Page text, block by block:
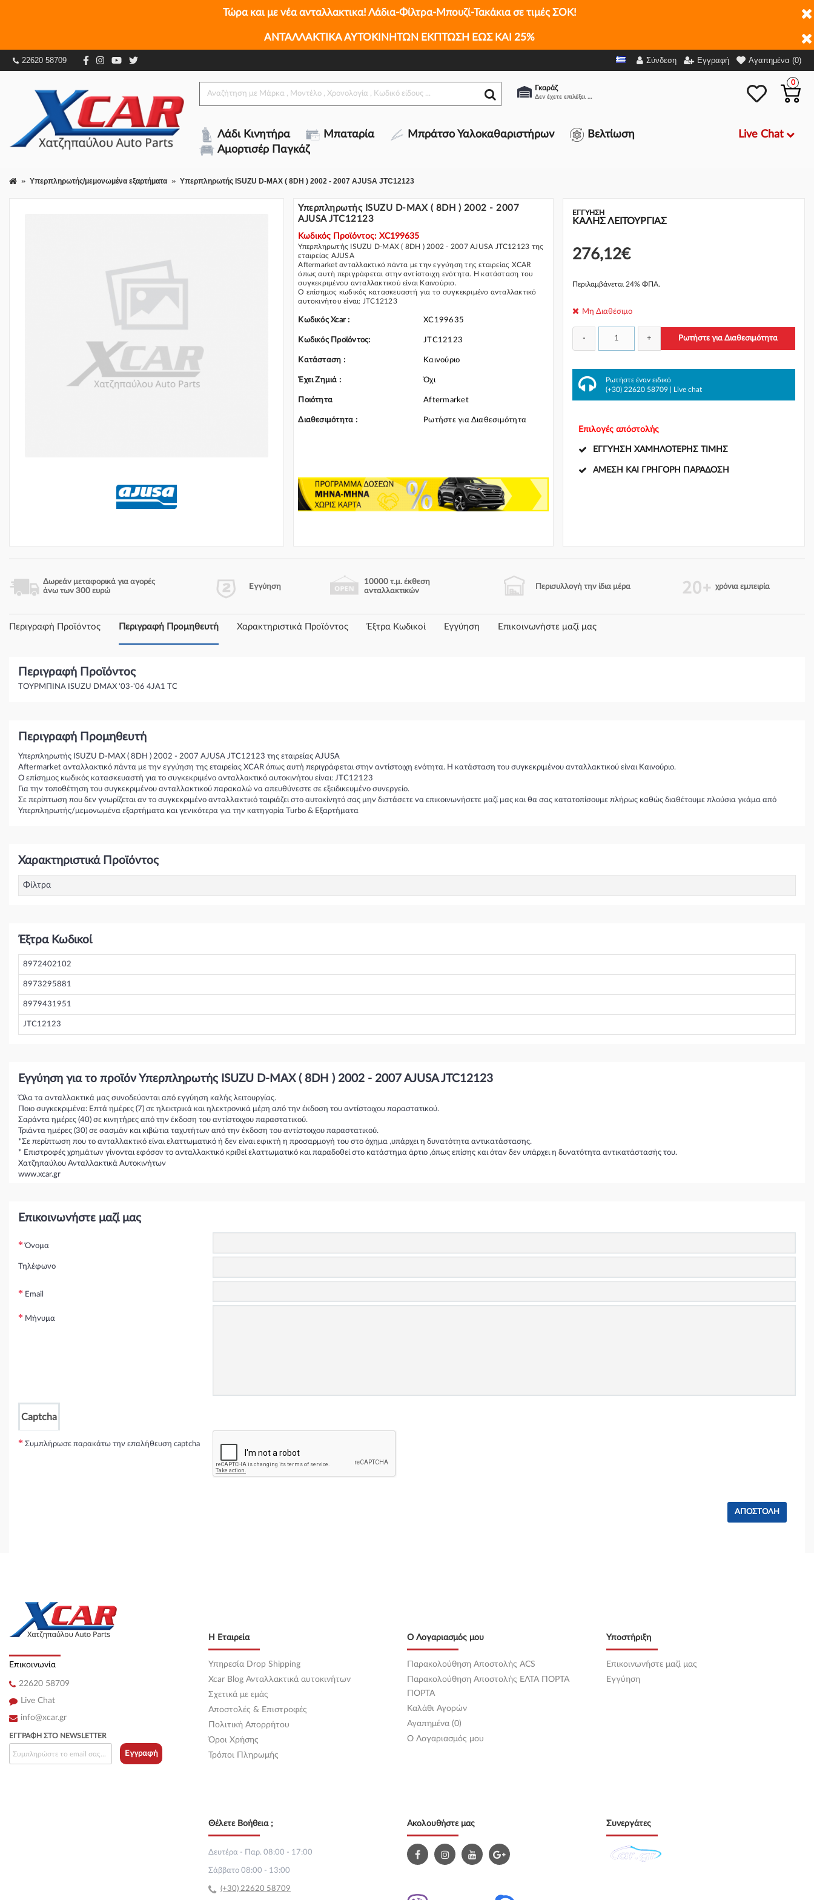
Τώρα και με νέα ανταλλακτικα! Λάδια-Φίλτρα-Μπουζί-Τακάκια σε τιμές ΣΟΚ!
ΑΝΤΑΛΛΑΚΤΙΚΑ ΑΥΤΟΚΙΝΗΤΩΝ ΕΚΠΤΩΣΗ ΕΩΣ ΚΑΙ 25%
22620 58709 Σύνδεση Εγγραφή Αγαπημένα (0)
Γκαράζ
Δεν έχετε επιλέξει αμάξι.
0
Λάδι Κινητήρα Μπαταρία Μπράτσο Υαλοκαθαριστήρων
Βελτίωση
Αμορτισέρ Παγκάζ
Live Chat
Υπερπληρωτής ISUZU D-MAX ( 8DH ) 2002 - 2007 AJUSA JTC12123 276,12€
Υπερπληρωτής/μεμονωμένα εξαρτήματα Υπερπληρωτής ISUZU D-MAX ( 8DH ) 2002 - 2007 AJUSA JTC12123
Υπερπληρωτής ISUZU D-MAX ( 8DH ) 2002 - 2007
AJUSA JTC12123
Κωδικός Προϊόντος: XC199635
Υπερπληρωτής ISUZU D-MAX ( 8DH ) 2002 - 2007 AJUSA JTC12123 της
εταιρείας AJUSA
Aftermarket ανταλλακτικό πάντα με την εγγύηση της εταιρείας XCAR
όπως αυτή περιγράφεται στην αντίστοιχη ενότητα. Η κατάσταση του
συγκεκριμένου ανταλλακτικού είναι Καινούριο.
Ο επίσημος κωδικός κατασκευαστή για το συγκεκριμένο ανταλλακτικό
αυτοκινήτου είναι: JTC12123
απευθύνεστε σε εξειδικευμένο συνεργείο.
ταιριάζει στο αυτοκίνητό σας μην διστάσετε να επικοινωνήσετε μαζί μας
και θα σας κατατοπίσουμε πλήρως καθώς διαθέτουμε πλούσια γκάμα από
Υπερπληρωτής/μεμονωμένα εξαρτήματα και γενικότερα για την
κατηγορία Turbo & Εξαρτήματα
Κωδικός Xcar : XC199635
Κωδικός Προϊόντος: JTC12123
Κατάσταση : Καινούριο
Έχει Ζημιά : Όχι
Ποιότητα Aftermarket
Διαθεσιμότητα : Ρωτήστε για Διαθεσιμότητα
ΕΓΓΎΗΣΗ
ΚΑΛΗΣ ΛΕΙΤΟΥΡΓΙΑΣ
276,12€
Περιλαμβάνεται 24% ΦΠΑ.
Μη Διαθέσιμο
- + Ρωτήστε για Διαθεσιμότητα
Ρωτήστε έναν ειδικό
(+30) 22620 58709
Live chat
Επιλογές απόστολής
ΕΓΓΎΗΣΗ ΧΑΜΗΛΌΤΕΡΗΣ ΤΙΜΉΣ
ΆΜΕΣΗ ΚΑΙ ΓΡΉΓΟΡΗ ΠΑΡΆΔΟΣΗ
Δωρεάν μεταφορικά για αγορές
άνω των 300 ευρώ
Εγγύηση
10000 τ.μ. έκθεση
ανταλλακτικών
Περισυλλογή την ίδια μέρα χρόνια εμπειρία
Περιγραφή Προϊόντος Περιγραφή Προμηθευτή Χαρακτηριστικά Προϊόντος Έξτρα Κωδικοί Εγγύηση Επικοινωνήστε μαζί μας
Περιγραφή Προϊόντος
ΤΟΥΡΜΠΙΝΑ ISUZU DMAX '03-'06 4JA1 TC
Περιγραφή Προμηθευτή
Υπερπληρωτής ISUZU D-MAX ( 8DH ) 2002 - 2007 AJUSA JTC12123 της εταιρείας AJUSA
Aftermarket ανταλλακτικό πάντα με την εγγύηση της εταιρείας XCAR όπως αυτή περιγράφεται στην αντίστοιχη ενότητα. Η κατάσταση του συγκεκριμένου ανταλλακτικού είναι Καινούριο.
Ο επίσημος κωδικός κατασκευαστή για το συγκεκριμένο ανταλλακτικό αυτοκινήτου είναι: JTC12123
Για την τοποθέτηση του συγκεκριμένου ανταλλακτικού παρακαλώ να απευθύνεστε σε εξειδικευμένο συνεργείο.
Σε περίπτωση που δεν γνωρίζεται αν το συγκεκριμένο ανταλλακτικό ταιριάζει στο αυτοκίνητό σας μην διστάσετε να επικοινωνήσετε μαζί μας και θα σας κατατοπίσουμε πλήρως καθώς διαθέτουμε πλούσια γκάμα από
Υπερπληρωτής/μεμονωμένα εξαρτήματα και γενικότερα για την κατηγορία Turbo & Εξαρτήματα
Χαρακτηριστικά Προϊόντος
Φίλτρα
Έξτρα Κωδικοί
8972402102
8973295881
8979431951
JTC12123
Εγγύηση για το προϊόν Υπερπληρωτής ISUZU D-MAX ( 8DH ) 2002 - 2007 AJUSA JTC12123
Όλα τα ανταλλακτικά μας συνοδεύονται από εγγύηση καλής λειτουργίας.
Ποιο συγκεκριμένα: Επτά ημέρες (7) σε ηλεκτρικά και ηλεκτρονικά μέρη από την έκδοση του αντίστοιχου παραστατικού.
Σαράντα ημέρες (40) σε κινητήρες από την έκδοση του αντίστοιχου παραστατικού.
Τριάντα ημέρες (30) σε σασμάν και κιβώτια ταχυτήτων από την έκδοση του αντίστοιχου παραστατικού.
*Σε περίπτωση που το ανταλλακτικό είναι ελαττωματικό ή δεν είναι εφικτή η προσαρμογή του στο όχημα ,υπάρχει η δυνατότητα αντικατάστασης.
* Επιστροφές χρημάτων γίνονται εφόσον το ανταλλακτικό κριθεί ελαττωματικό και παραδοθεί στο κατάστημα άρτιο ,όπως επίσης και όταν δεν υπάρχει η δυνατότητα αντικατάστασής του.
Χατζηπαύλου Ανταλλακτικά Αυτοκινήτων
www.xcar.gr
Επικοινωνήστε μαζί μας
Όνομα
Τηλέφωνο
Email
Μήνυμα
Captcha
Συμπλήρωσε παρακάτω την επαλήθευση captcha
Επικοινωνία
22620 58709
Live Chat
info@xcar.gr
Η Εταιρεία
Υπηρεσία Drop Shipping
Xcar Blog Ανταλλακτικά αυτοκινήτων
Σχετικά με εμάς
Αποστολές & Επιστροφές
Πολιτική Απορρήτου
Όροι Χρήσης
Τρόποι Πληρωμής
Ο Λογαριασμός μου
Παρακολούθηση Αποστολής ACS
Παρακολούθηση Αποστολής ΕΛΤΑ ΠΟΡΤΑ
ΠΟΡΤΑ
Καλάθι Αγορών
Αγαπημένα (0)
O Λογαριασμός μου
Υποστήριξη
Επικοινωνήστε μαζί μας
Εγγύηση
ΕΓΓΡΑΦΉ ΣΤΟ NEWSLETTER
Εγγραφή
Θέλετε Βοήθεια ;
Δευτέρα - Παρ. 08:00 - 17:00
Σάββατο 08:00 - 13:00
(+30) 22620 58709
Ακολουθήστε μας Συνεργάτες